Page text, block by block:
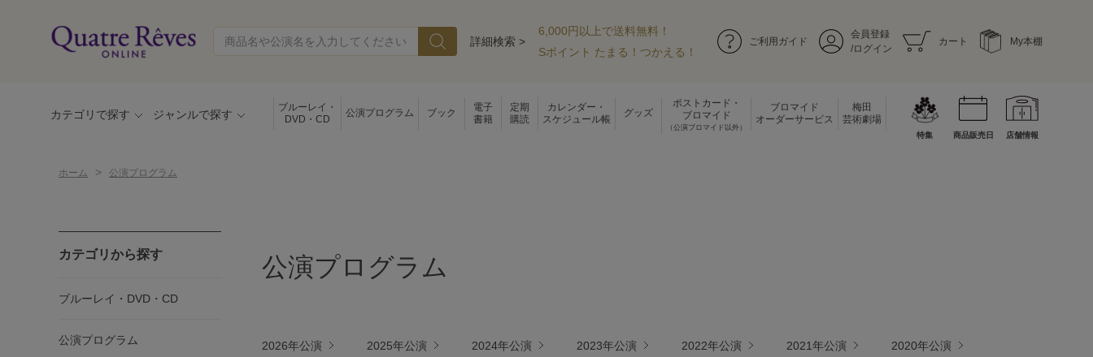
詳細検索 >
6,000円以上で送料無料！
Sポイント たまる！つかえる！
ご利用ガイド
会員登録
/ログイン
カート My本棚
カテゴリで探す ジャンルで探す
ブルーレイ・
DVD・CD
公演プログラム ブック
電子
書籍
定期
購読
カレンダー・
スケジュール帳
グッズ
ポストカード・
ブロマイド
（公演ブロマイド以外）
ブロマイド
オーダーサービス
梅田
芸術劇場
特集 商品販売日 店舗情報
ホーム > 公演プログラム
カテゴリから探す
ブルーレイ・DVD・CD
公演プログラム
公演プログラム
2026年公演 2025年公演 2024年公演 2023年公演 2022年公演 2021年公演
2020年公演